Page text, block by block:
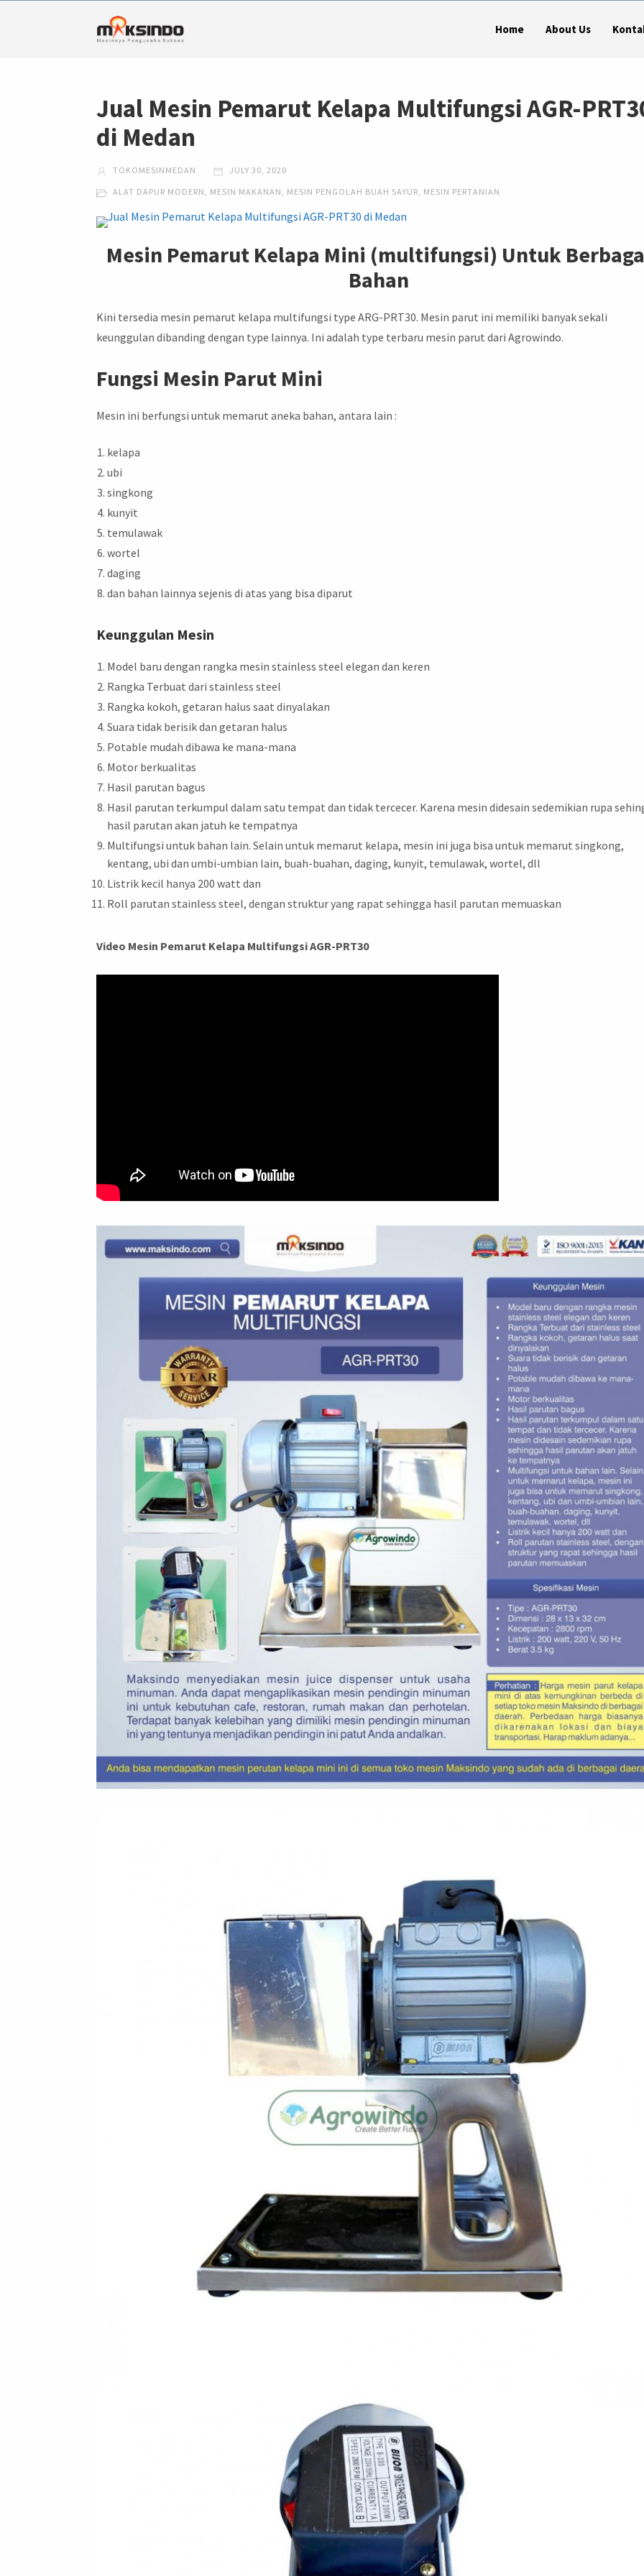
Home About Us
Jual Mesin Pemarut Kelapa Multifungsi AGR-
di Medan
TOKOMESINMEDAN JULY 30, 2020
ALAT DAPUR MODERN, MESIN MAKANAN, MESIN PENGOLAH BUAH SAYUR, MESIN PERTANIAN
Mesin Pemarut Kelapa Mini (multifungsi) Untuk
Bahan
Kini tersedia mesin pemarut kelapa multifungsi type ARG-PRT30. Mesin parut ini memiliki banyak sekali
keunggulan dibanding dengan type lainnya. Ini adalah type terbaru mesin parut dari Agrowindo.
Fungsi Mesin Parut Mini
Mesin ini berfungsi untuk memarut aneka bahan, antara lain :
kelapa
ubi
singkong
kunyit
temulawak
wortel
daging
dan bahan lainnya sejenis di atas yang bisa diparut
Keunggulan Mesin
Model baru dengan rangka mesin stainless steel elegan dan keren
Rangka Terbuat dari stainless steel
Rangka kokoh, getaran halus saat dinyalakan
Suara tidak berisik dan getaran halus
Potable mudah dibawa ke mana-mana
Motor berkualitas
Hasil parutan bagus
Hasil parutan terkumpul dalam satu tempat dan tidak tercecer. Karena mesin didesain sedemikian rupa
hasil parutan akan jatuh ke tempatnya
Multifungsi untuk bahan lain. Selain untuk memarut kelapa, mesin ini juga bisa untuk memarut singkong,
kentang, ubi dan umbi-umbian lain, buah-buahan, daging, kunyit, temulawak, wortel, dll
Listrik kecil hanya 200 watt dan
Roll parutan stainless steel, dengan struktur yang rapat sehingga hasil parutan memuaskan
Video Mesin Pemarut Kelapa Multifungsi AGR-PRT30